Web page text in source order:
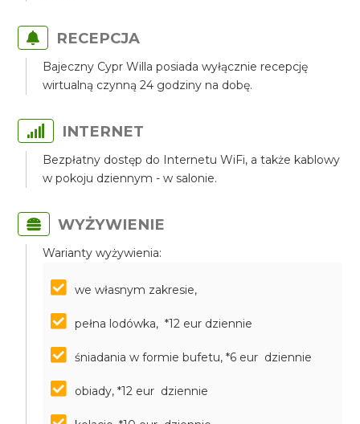
RECEPCJA
Bajeczny Cypr Willa posiada wyłącznie recepcję
wirtualną czynną 24 godziny na dobę.
INTERNET
Bezpłatny dostęp do Internetu WiFi, a także kablowy
w pokoju dziennym - w salonie.
WYŻYWIENIE
Warianty wyżywienia:
we własnym zakresie,
pełna lodówka, *12 eur dziennie
śniadania w formie bufetu, *6 eur dziennie
obiady, *12 eur dziennie